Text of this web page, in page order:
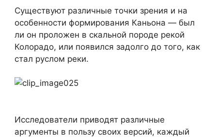
Существуют различные точки зрения и на
особенности формирования Каньона — был
ли он проложен в скальной породе рекой
Колорадо, или появился задолго до того, как
стал руслом реки.
Исследователи приводят различные
аргументы в пользу своих версий, каждый